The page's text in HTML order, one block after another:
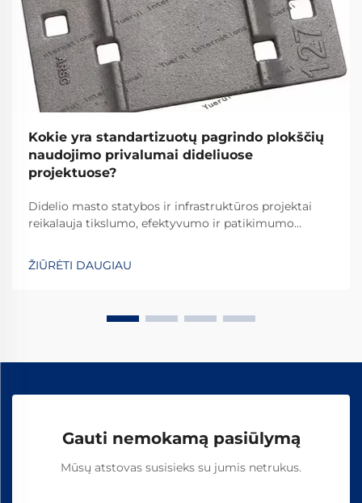
Kokie yra standartizuotų pagrindo plokščių
naudojimo privalumai dideliuose
projektuose?
Didelio masto statybos ir infrastruktūros projektai
reikalauja tikslumo, efektyvumo ir patikimumo
elementų, kurie užtikrina projekto sėkmę, išsiskiria
standartizuotos pagrindo plokštės kaip esminiai
ŽIŪRĖTI DAUGIAU
Gauti nemokamą pasiūlymą
Mūsų atstovas susisieks su jumis netrukus.